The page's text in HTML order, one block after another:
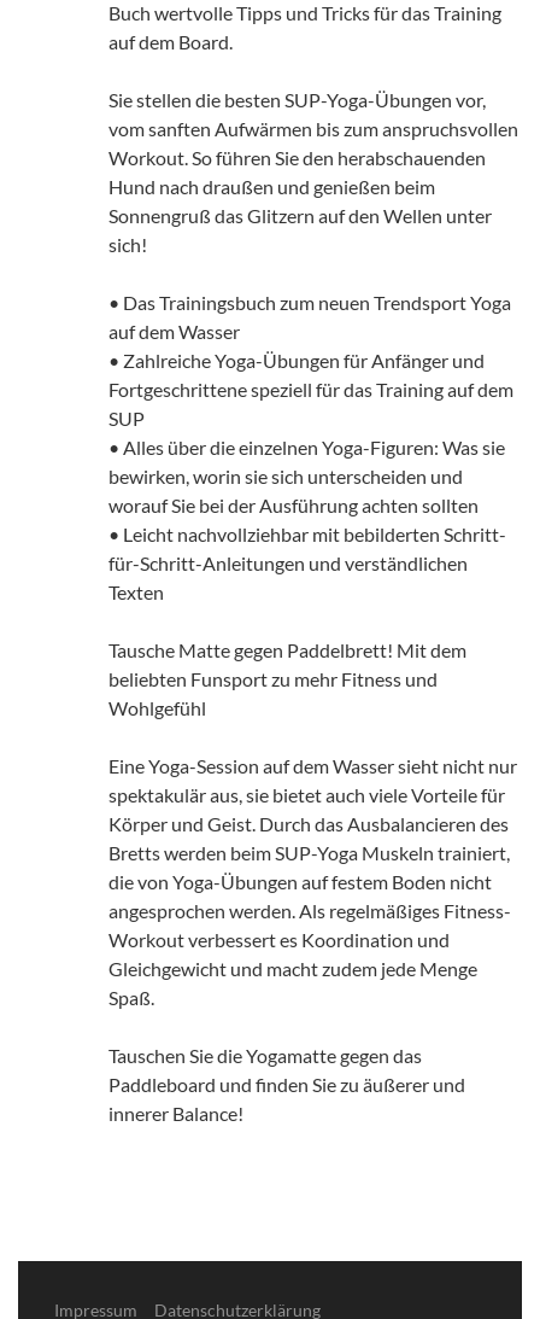
Buch wertvolle Tipps und Tricks für das Training
auf dem Board.
Sie stellen die besten SUP-Yoga-Übungen vor,
vom sanften Aufwärmen bis zum anspruchsvollen
Workout. So führen Sie den herabschauenden
Hund nach draußen und genießen beim
Sonnengruß das Glitzern auf den Wellen unter
sich!
• Das Trainingsbuch zum neuen Trendsport Yoga
auf dem Wasser
• Zahlreiche Yoga-Übungen für Anfänger und
Fortgeschrittene speziell für das Training auf dem
SUP
• Alles über die einzelnen Yoga-Figuren: Was sie
bewirken, worin sie sich unterscheiden und
worauf Sie bei der Ausführung achten sollten
• Leicht nachvollziehbar mit bebilderten Schritt-
für-Schritt-Anleitungen und verständlichen
Texten
Tausche Matte gegen Paddelbrett! Mit dem
beliebten Funsport zu mehr Fitness und
Wohlgefühl
Eine Yoga-Session auf dem Wasser sieht nicht nur
spektakulär aus, sie bietet auch viele Vorteile für
Körper und Geist. Durch das Ausbalancieren des
Bretts werden beim SUP-Yoga Muskeln trainiert,
die von Yoga-Übungen auf festem Boden nicht
angesprochen werden. Als regelmäßiges Fitness-
Workout verbessert es Koordination und
Gleichgewicht und macht zudem jede Menge
Spaß.
Tauschen Sie die Yogamatte gegen das
Paddleboard und finden Sie zu äußerer und
innerer Balance!
Impressum Datenschutzerklärung